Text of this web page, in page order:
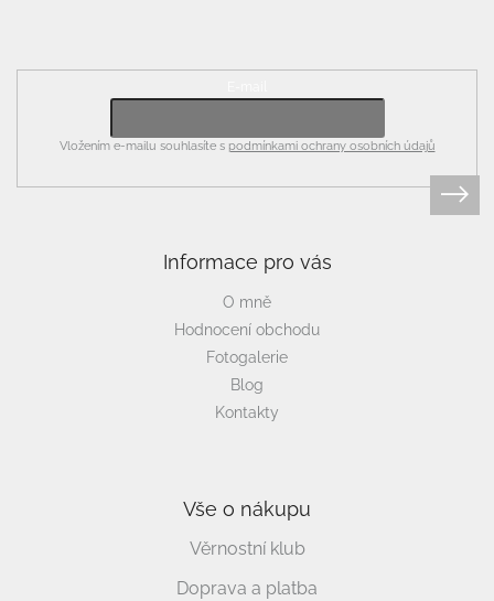
Vložením e-mailu souhlasíte s podmínkami ochrany osobních údajů
Informace pro vás
O mně
Hodnocení obchodu
Fotogalerie
Blog
Kontakty
Vše o nákupu
Věrnostní klub
Doprava a platba